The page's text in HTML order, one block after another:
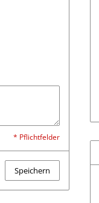
* Pflichtfelder
Speichern